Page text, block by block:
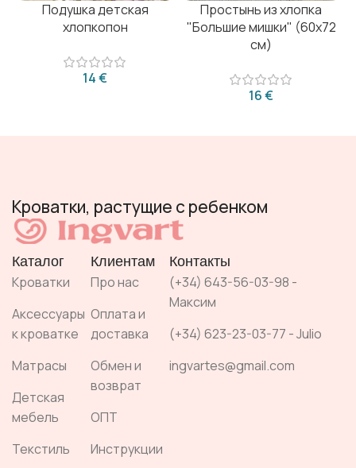
Подушка детская
хлопкопон
€
Простынь из хлопка
"Большие мишки" (60х72
см)
€
Кроватки, растущие с ребенком
Каталог
Кроватки
Аксессуары
к кроватке
Матрасы
Детская
мебель
Текстиль
Клиентам
Про нас
Оплата и
доставка
Обмен и
возврат
ОПТ
Инструкции
Контакты
(+34) 643-56-03-98 -
Максим
(+34) 623-23-03-77 - Julio
ingvartes@gmail.com